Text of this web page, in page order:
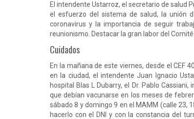
El intendente Ustarroz, el secretario de salud
el esfuerzo del sistema de salud, la unión
coronavirus y la importancia de seguir
reunionismo. Destacar la gran labor del
Cuidados
En la mañana de este viernes, desde el CEF
en la ciudad, el intendente Juan Ignacio
hospital Blas L Dubarry, el Dr. Pablo
que debían vacunarse en los meses de
sábado 8 y domingo 9 en el MAMM (calle 23,
hacerlo con el DNI y con la constancia del